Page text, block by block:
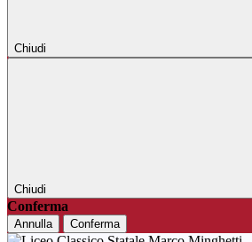
Chiudi
Chiudi
Conferma
Annulla Conferma